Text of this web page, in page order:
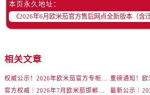
本页永久地址：
相关文章
权威公示！2026年欧米茄官方专柜金华客户服务热线已更新（7月核实）
官方权威｜2026年7月欧米茄邯郸专柜客户服务电话及信息大全